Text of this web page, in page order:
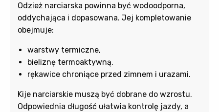
Odzież narciarska powinna być wodoodporna,
oddychająca i dopasowana. Jej kompletowanie
obejmuje:
warstwy termiczne,
bieliznę termoaktywną,
rękawice chroniące przed zimnem i urazami.
Kije narciarskie muszą być dobrane do wzrostu.
Odpowiednia długość ułatwia kontrolę jazdy, a